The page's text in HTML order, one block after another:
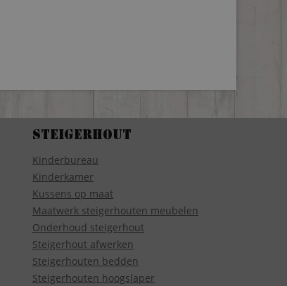
Steigerhout
Kinderbureau
Kinderkamer
Kussens op maat
Maatwerk steigerhouten meubelen
Onderhoud steigerhout
Steigerhout afwerken
Steigerhouten bedden
Steigerhouten hoogslaper